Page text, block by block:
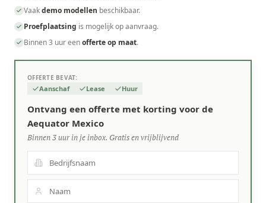
Vaakdemo modellen beschikbaar.
Proefplaatsing is mogelijk op aanvraag.
Binnen 3 uur eenofferte op maat.
OFFERTE BEVAT:
Aanschaf Lease Huur
Ontvang een offerte met korting voor de
Aequator Mexico
Binnen 3 uur in je inbox. Gratis en vrijblijvend